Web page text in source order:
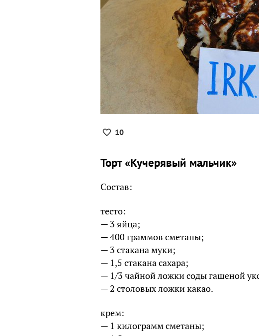
10
Торт «Кучерявый мальчик»
Состав:
тесто:
— 3 яйца;
— 400 граммов сметаны;
— 3 стакана муки;
— 1,5 стакана сахара;
— 1/3 чайной ложки соды гашеной
— 2 столовых ложки какао.
крем:
— 1 килограмм сметаны;